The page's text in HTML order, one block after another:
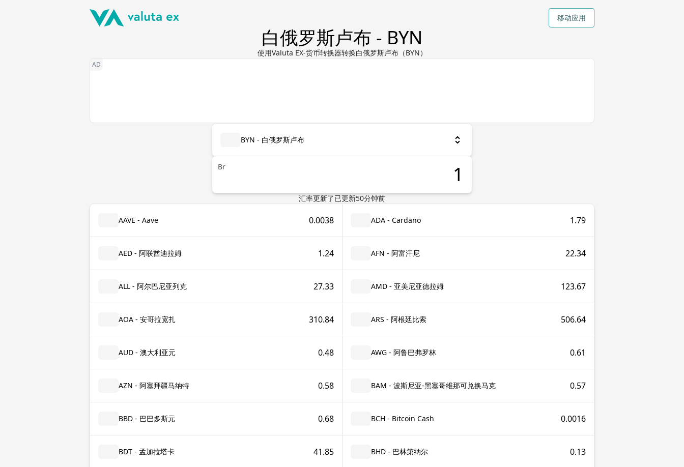
移动应用
白俄罗斯卢布 - BYN
使用Valuta EX-货币转换器转换白俄罗斯卢布（BYN）
BYN - 白俄罗斯卢布
Br
汇率更新了已更新50分钟前
AAVE - Aave 0.0038 ADA - Cardano 1.79
AED - 阿联酋迪拉姆 1.24 AFN - 阿富汗尼 22.34
ALL - 阿尔巴尼亚列克 27.33 AMD - 亚美尼亚德拉姆 123.67
AOA - 安哥拉宽扎 310.84 ARS - 阿根廷比索 506.64
AUD - 澳大利亚元 0.48 AWG - 阿鲁巴弗罗林 0.61
AZN - 阿塞拜疆马纳特 0.58 BAM - 波斯尼亚-黑塞哥维那可兑换马克 0.57
BBD - 巴巴多斯元 0.68 BCH - Bitcoin Cash 0.0016
BDT - 孟加拉塔卡 41.85 BHD - 巴林第纳尔 0.13